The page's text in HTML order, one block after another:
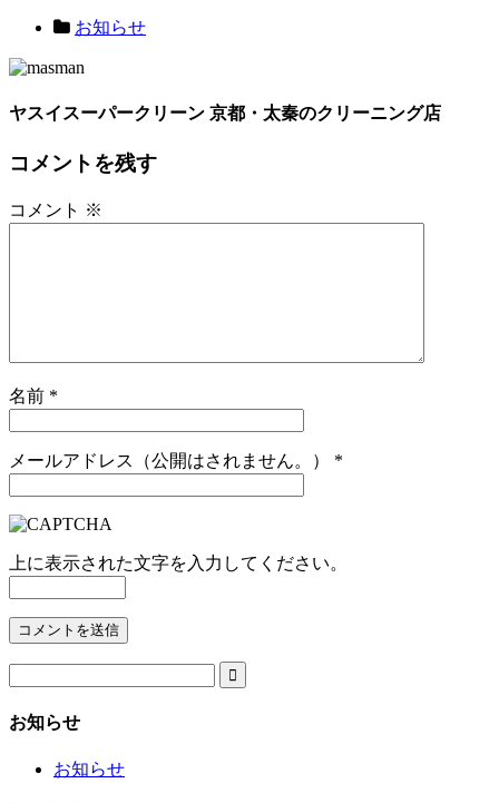
お知らせ
ヤスイスーパークリーン 京都・太秦のクリーニング店
コメントを残す
コメント ※
名前 *
メールアドレス（公開はされません。） *
上に表示された文字を入力してください。

お知らせ
お知らせ